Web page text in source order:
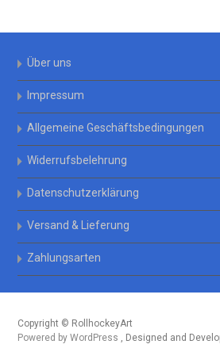
Über uns
Impressum
Allgemeine Geschäftsbedingungen
Widerrufsbelehrung
Datenschutzerklärung
Versand & Lieferung
Zahlungsarten
Copyright © RollhockeyArt
Powered by WordPress
, Designed and